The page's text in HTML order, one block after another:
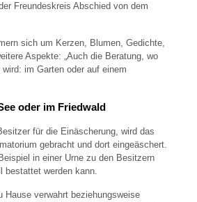
Freundeskreis Abschied von dem
sich um Kerzen, Blumen, Gedichte,
Aspekte: „Auch die Beratung, wo
im Garten oder auf einem
oder im Friedwald
für die Einäscherung, wird das
gebracht und dort eingeäschert.
in einer Urne zu den Besitzern
bestattet werden kann.
Hause verwahrt beziehungsweise